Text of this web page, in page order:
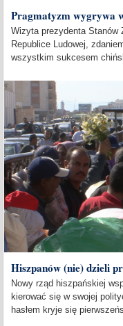
Pragmatyzm wygrywa
Wizyta prezydenta Stanów
Republice Ludowej,
wszystkim sukcesem
Hiszpanów (nie) dzieli
Nowy rząd hiszpańskiej
kierować się w swojej
hasłem kryje się